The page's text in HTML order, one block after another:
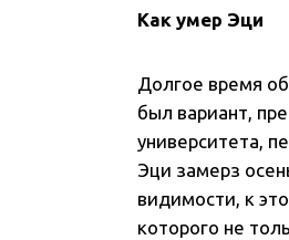
Как умер Эци
Долгое время
был вариант,
университета,
Эци замерз
видимости, к
которого не